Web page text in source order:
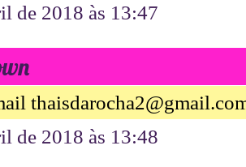
de 2018 às 13:47
de 2018 às 13:48